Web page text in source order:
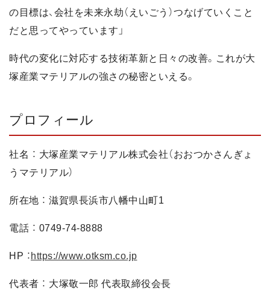
の目標は、会社を未来永劫（えいごう）つなげていくこと
だと思ってやっています」
時代の変化に対応する技術革新と日々の改善。これが大
塚産業マテリアルの強さの秘密といえる。
プロフィール
社名 ： 大塚産業マテリアル株式会社（おおつかさんぎょ
うマテリアル）
所在地 ： 滋賀県長浜市八幡中山町1
電話 ： 0749-74-8888
HP ： https://www.otksm.co.jp
代表者 ： 大塚敬一郎 代表取締役会長